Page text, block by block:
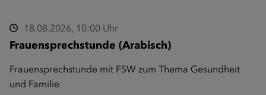
18.08.2026, 10:00 Uhr
Frauensprechstunde (Arabisch)
Frauensprechstunde mit FSW zum Thema Gesundheit
und Familie